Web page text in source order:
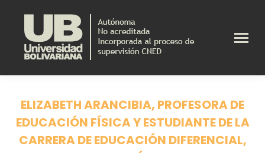
ELIZABETH ARANCIBIA, PROFESORA DE
EDUCACIÓN FÍSICA Y ESTUDIANTE DE LA
CARRERA DE EDUCACIÓN DIFERENCIAL,